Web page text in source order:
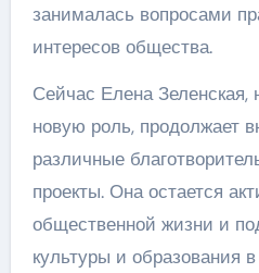
занималась вопросами
интересов общества.
Сейчас Елена Зеленская,
новую роль, продолжает
различные
проекты. Она остается
общественной жизни и
культуры и образования